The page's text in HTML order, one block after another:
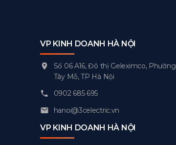
VP KINH DOANH HÀ NỘI
Số 06 A16, Đô thị Geleximco, Phường
Tây Mỗ, TP Hà Nội
0902 685 695
hanoi@3celectric.vn
VP KINH DOANH HÀ NỘI